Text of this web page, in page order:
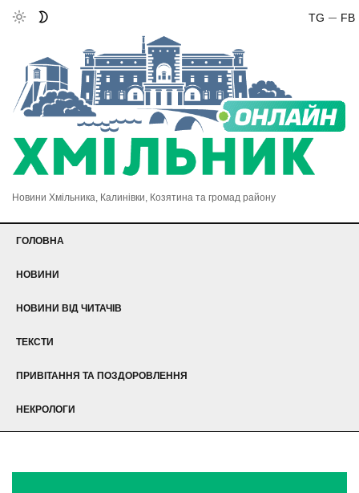
FB
TG
Новини Хмільника, Калинівки, Козятина та громад району
ГОЛОВНА
НОВИНИ
НОВИНИ ВІД ЧИТАЧІВ
ТЕКСТИ
ПРИВІТАННЯ ТА ПОЗДОРОВЛЕННЯ
НЕКРОЛОГИ